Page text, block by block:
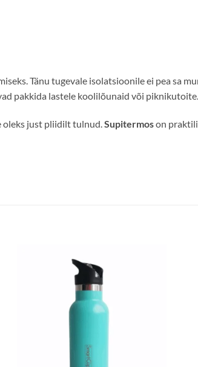
Tänu tugevale isolatsioonile ei pea sa
pakkida lastele koolilõunaid või piknikutoite.
oleks just pliidilt tulnud. Supitermoson